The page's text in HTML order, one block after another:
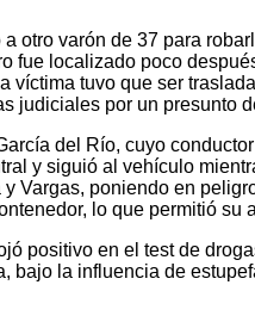
otro varón de 37 para
fue localizado poco
tuvo que ser
judiciales por un presunto
del Río, cuyo
y siguió al vehículo
Vargas, poniendo en
lo que permitió su
positivo en el test de
la influencia de